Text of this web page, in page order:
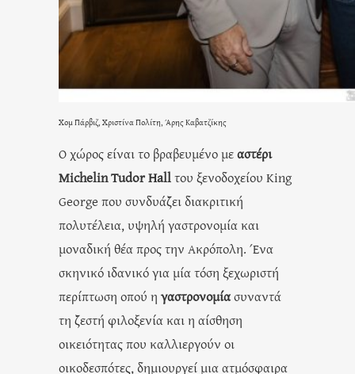
Χομ Πάρβιζ, Χριστίνα Πολίτη, Άρης Καβατζίκης
Ο χώρος είναι το βραβευμένο μεαστέρι
Michelin Tudor Hallτου ξενοδοχείου King
George που συνδυάζει διακριτική
πολυτέλεια, υψηλή γαστρονομία και
μοναδική θέα προς την Ακρόπολη. Ένα
σκηνικό ιδανικό για μία τόση ξεχωριστή
περίπτωση οπού η γαστρονομίασυναντά
τη ζεστή φιλοξενία και η αίσθηση
οικειότητας που καλλιεργούν οι
οικοδεσπότες, δημιουργεί μια ατμόσφαιρα